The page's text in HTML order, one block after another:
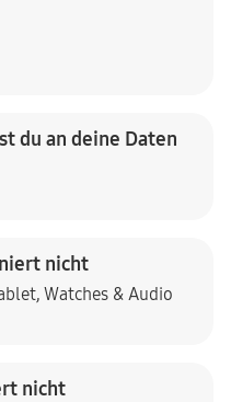
du an deine Daten
nicht
, Watches & Audio
nicht